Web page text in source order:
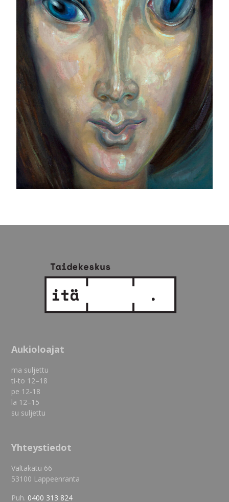
Aukioloajat
ma suljettu
ti-to 12–18
pe 12-18
la 12–15
su suljettu
Yhteystiedot
Valtakatu 66
53100 Lappeenranta
Puh. 0400 313 824